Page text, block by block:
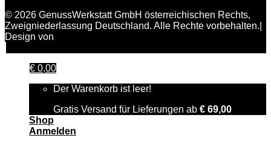
© 2026 GenussWerkstatt GmbH österreichischen Rechts,
Zweigniederlassung Deutschland. Alle Rechte vorbehalten.|
Design von
€ 0,00
Der Warenkorb ist leer!
Gratis Versand für Lieferungen ab € 69,00
Shop
Anmelden